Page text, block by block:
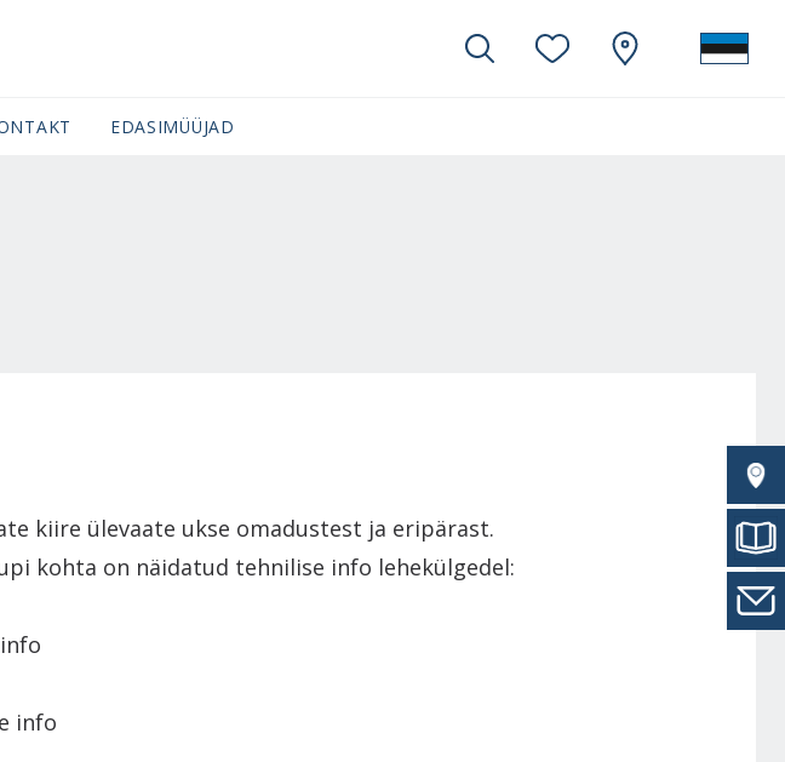
EDASIMÜÜJAD
kiire ülevaate ukse omadustest ja eripärast.
kohta on näidatud tehnilise info lehekülgedel:
info